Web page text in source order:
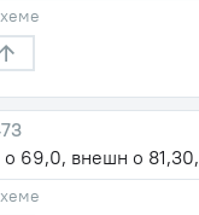
o 69,0, внешн o